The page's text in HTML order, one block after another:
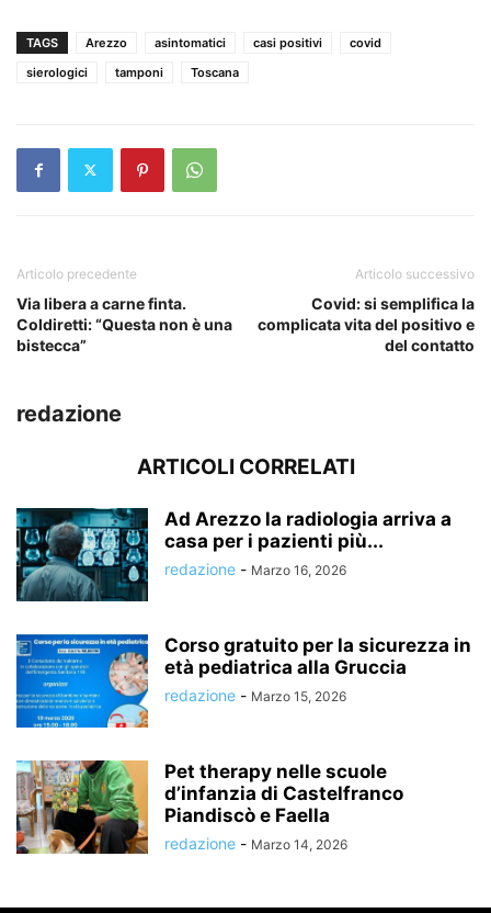
TAGS Arezzo asintomatici casi positivi
covid
sierologici
tamponi Toscana
Articolo precedente
Via libera a carne finta.
Coldiretti: “Questa non è una
bistecca”
Articolo successivo
Covid: si semplifica la
complicata vita del positivo e
del contatto
redazione
ARTICOLI CORRELATI
Ad Arezzo la radiologia arriva a
casa per i pazienti più...
redazione - Marzo 16, 2026
Corso gratuito per la sicurezza in
età pediatrica alla Gruccia
redazione - Marzo 15, 2026
Pet therapy nelle scuole
d’infanzia di Castelfranco
Piandiscò e Faella
redazione - Marzo 14, 2026